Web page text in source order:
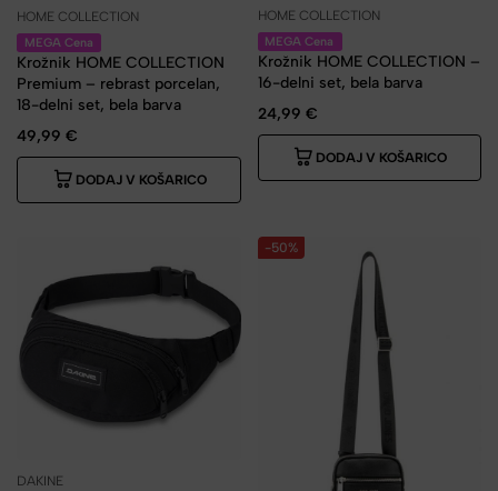
HOME COLLECTION
MEGA Cena
Krožnik HOME COLLECTION
Premium – rebrast porcelan,
18-delni set, bela barva
49,99 €
DODAJ V KOŠARICO
HOME COLLECTION
MEGA Cena
Krožnik HOME COLLECTION –
16-delni set, bela barva
24,99 €
DODAJ V KOŠARICO
DAKINE
-50%